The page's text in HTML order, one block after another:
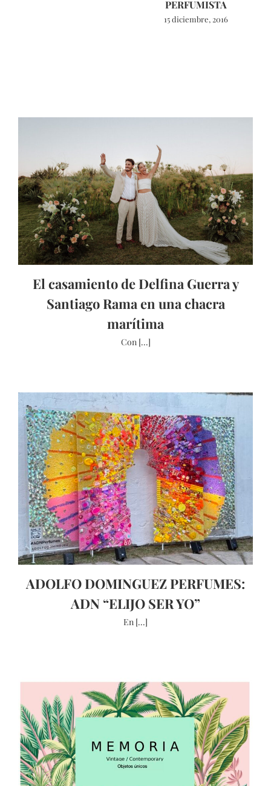
PERFUMISTA
15 diciembre, 2016
El casamiento de Delfina Guerra y
Santiago Rama en una chacra
marítima
Con [...]
ADOLFO DOMINGUEZ PERFUMES:
ADN “ELIJO SER YO”
En [...]